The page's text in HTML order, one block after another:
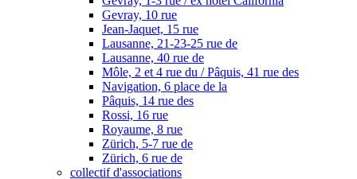
Gevray, 10 rue
Jean-Jaquet, 15 rue
Lausanne, 21-23-25 rue de
Lausanne, 40 rue de
Môle, 2 et 4 rue du / Pâquis, 41 rue des
Navigation, 6 place de la
Pâquis, 14 rue des
Rossi, 16 rue
Royaume, 8 rue
Zürich, 5-7 rue de
Zürich, 6 rue de
collectif d'associations